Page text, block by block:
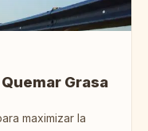
Grasa
maximizar la